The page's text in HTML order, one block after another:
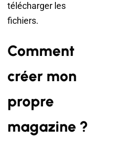
télécharger les
fichiers.
Comment
créer mon
propre
magazine ?